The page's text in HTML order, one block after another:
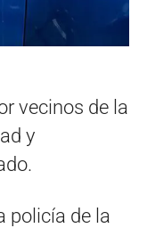
vecinos de la
y
policía de la